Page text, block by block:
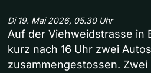
Di 19. Mai 2026, 05.30 Uhr
Auf der Viehweidstrasse in
kurz nach 16 Uhr zwei
zusammengestossen.